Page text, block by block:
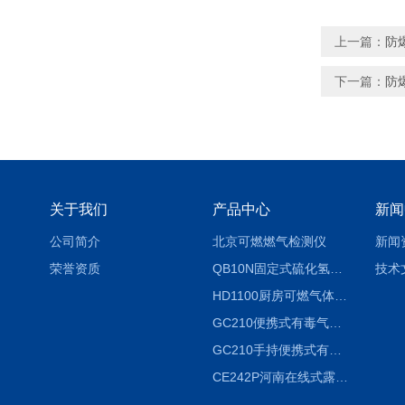
上一篇： 防
下一篇： 防
关于我们
公司简介
荣誉资质
产品中心
北京可燃燃气检测仪
QB10N固定式硫化氢气体检测仪H2S气体泄漏探头
HD1100厨房可燃气体泄漏浓度探测器天然气检测仪
GC210便携式有毒气体浓度探测器氨气检测仪养殖场
GC210手持便携式有毒CL2气体探测器氯气检测仪
CE242P河南在线式露点仪
新
新闻
技术